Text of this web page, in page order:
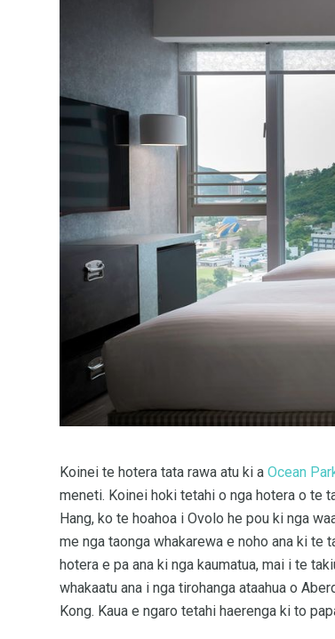
Koinei te hotera tata rawa atu ki a Ocean
meneti. Koinei hoki tetahi o nga hotera o te
Hang, ko te hoahoa i Ovolo he pou ki nga
me nga taonga whakarewa e noho ana ki te
hotera e pa ana ki nga kaumatua, mai i te
whakaatu ana i nga tirohanga ataahua o
Kong. Kaua e ngaro tetahi haerenga ki to